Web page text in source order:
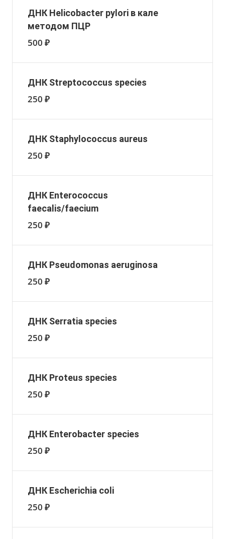
ДНК Helicobacter pylori в кале
методом ПЦР
500 ₽
ДНК Streptococcus species
250 ₽
ДНК Staphylococcus aureus
250 ₽
ДНК Enterococcus
faecalis/faecium
250 ₽
ДНК Pseudomonas aeruginosa
250 ₽
ДНК Serratia species
250 ₽
ДНК Proteus species
250 ₽
ДНК Enterobacter species
250 ₽
ДНК Escherichia coli
250 ₽